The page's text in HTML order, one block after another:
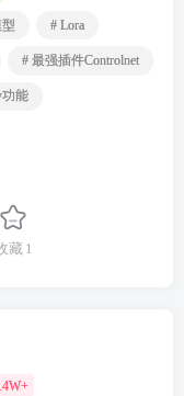
# Lora
# 最强插件Controlnet
功能
藏 1